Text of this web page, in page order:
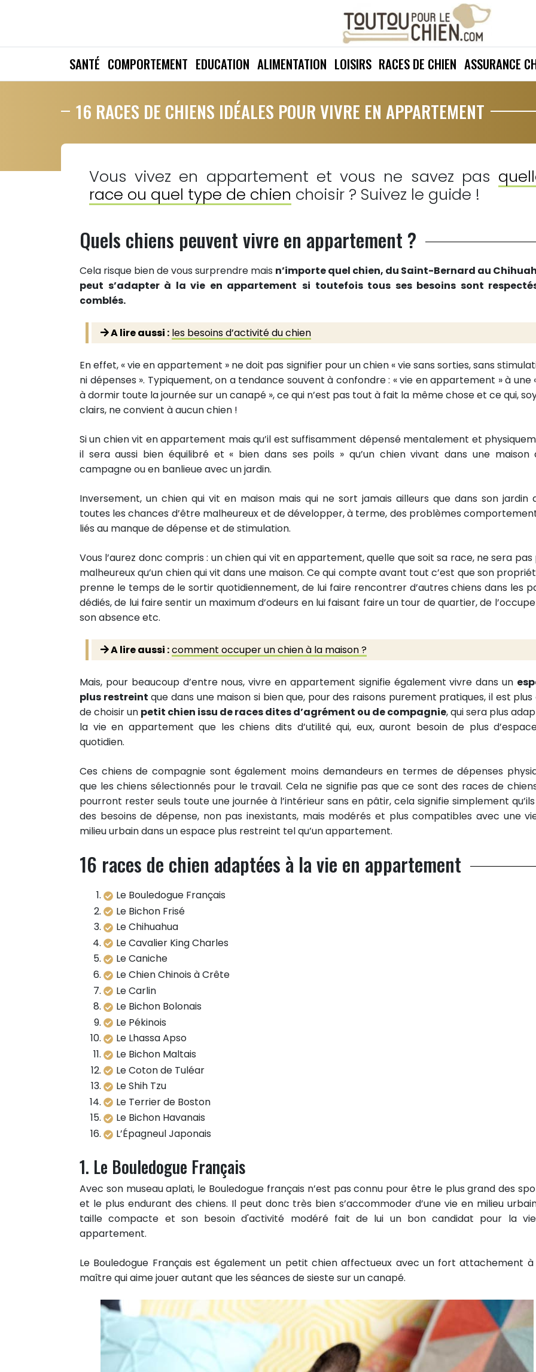
SANTÉ COMPORTEMENT EDUCATION ALIMENTATION LOISIRS RACES DE CHIEN ASSURANCE
16 RACES DE CHIENS IDÉALES POUR VIVRE EN APPARTEMENT
Vous vivez en appartement et vous ne savez pas
race ou quel type de chien choisir ? Suivez le guide !
Partager sur facebook
Partager sur Twitter
Epingler sur Pinterest
Quels chiens peuvent vivre en appartement ?
Cela risque bien de vous surprendre mais n’importe quel chien, du Saint-Bernard au
peut s’adapter à la vie en appartement si toutefois tous ses besoins sont
comblés.
A lire aussi : les besoins d’activité du chien
En effet, « vie en appartement » ne doit pas signifier pour un chien « vie sans sorties, sans
ni dépenses ». Typiquement, on a tendance souvent à confondre : « vie en appartement » à une
à dormir toute la journée sur un canapé », ce qui n’est pas tout à fait la même chose et ce qui,
clairs, ne convient à aucun chien !
Si un chien vit en appartement mais qu’il est suffisamment dépensé mentalement et
il sera aussi bien équilibré et « bien dans ses poils » qu’un chien vivant dans une maison
campagne ou en banlieue avec un jardin.
Inversement, un chien qui vit en maison mais qui ne sort jamais ailleurs que dans son jardin
toutes les chances d’être malheureux et de développer, à terme, des problèmes
liés au manque de dépense et de stimulation.
Vous l’aurez donc compris : un chien qui vit en appartement, quelle que soit sa race, ne sera pas
malheureux qu’un chien qui vit dans une maison. Ce qui compte avant tout c’est que son
prenne le temps de le sortir quotidiennement, de lui faire rencontrer d’autres chiens dans les
dédiés, de lui faire sentir un maximum d’odeurs en lui faisant faire un tour de quartier, de
son absence etc.
A lire aussi :comment occuper un chien à la maison ?
Mais, pour beaucoup d’entre nous, vivre en appartement signifie également vivre dans un
plus restreint que dans une maison si bien que, pour des raisons purement pratiques, il est plus
de choisir un petit chien issu de races dites d’agrément ou de compagnie, qui sera plus
la vie en appartement que les chiens dits d’utilité qui, eux, auront besoin de plus
quotidien.
Ces chiens de compagnie sont également moins demandeurs en termes de dépenses
que les chiens sélectionnés pour le travail. Cela ne signifie pas que ce sont des races de
pourront rester seuls toute une journée à l’intérieur sans en pâtir, cela signifie simplement
des besoins de dépense, non pas inexistants, mais modérés et plus compatibles avec une
milieu urbain dans un espace plus restreint tel qu’un appartement.
16 races de chien adaptées à la vie en appartement
Le Bouledogue Français
Le Bichon Frisé
Le Chihuahua
Le Cavalier King Charles
Le Caniche
Le Chien Chinois à Crête
Le Carlin
Le Bichon Bolonais
Le Pékinois
Le Lhassa Apso
Le Bichon Maltais
Le Coton de Tuléar
Le Shih Tzu
Le Terrier de Boston
Le Bichon Havanais
L’Épagneul Japonais
1. Le Bouledogue Français
Avec son museau aplati, le Bouledogue français n’est pas connu pour être le plus grand des
et le plus endurant des chiens. Il peut donc très bien s’accommoder d’une vie en milieu
taille compacte et son besoin d'activité modéré fait de lui un bon candidat pour la
appartement.
Le Bouledogue Français est également un petit chien affectueux avec un fort attachement à
maître qui aime jouer autant que les séances de sieste sur un canapé.